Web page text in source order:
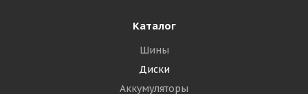
Каталог
Шины
Диски
Аккумуляторы